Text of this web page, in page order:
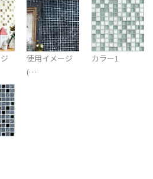
使用イメージ
(…
カラー1